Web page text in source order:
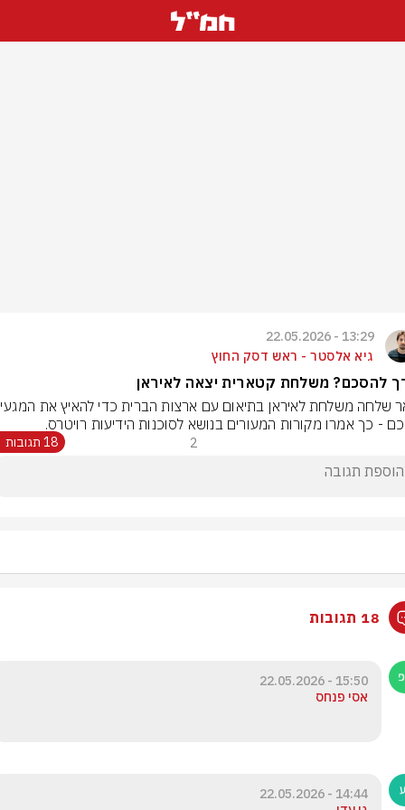
13:29 - 22.05.2026
גיא אלסטר - ראש דסק החוץ
להסכם? משלחת קטארית יצאה לאיראן
- כך אמרו מקורות המעורים בנושא לסוכנות הידיעות רויטרס.
2 18 תגובות
18 תגובות
15:50 - 22.05.2026
אסי פנחס
14:44 - 22.05.2026